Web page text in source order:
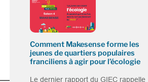
Comment Makesense forme les
jeunes de quartiers populaires
franciliens à agir pour l’écologie
Le dernier rapport du GIEC rappelle